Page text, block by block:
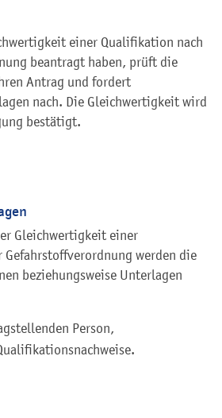
einer Qualifikation nach
beantragt haben, prüft die
Antrag und fordert
nach. Die Gleichwertigkeit wird
bestätigt.
Gleichwertigkeit einer
werden die
beziehungsweise Unterlagen
Person,